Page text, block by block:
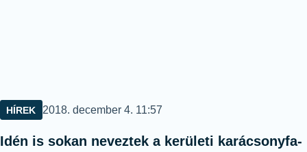
HÍREK Közzétéve:
2018. december 4. 11:57
Idén is sokan neveztek a kerületi karácsonyfa-